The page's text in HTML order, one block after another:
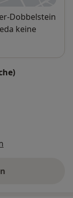
Dobbelstein
keine